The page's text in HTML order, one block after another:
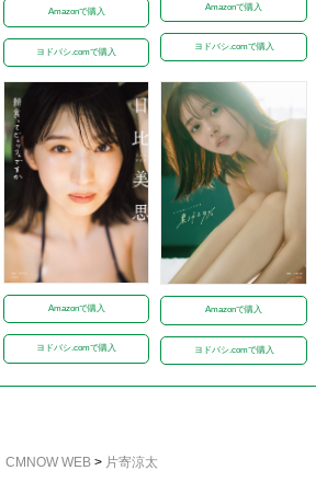
Amazonで購入
ヨドバシ.comで購入
Amazonで購入
ヨドバシ.comで購入
Amazonで購入
ヨドバシ.comで購入
Amazonで購入
ヨドバシ.comで購入
CMNOW WEB> 片寄涼太